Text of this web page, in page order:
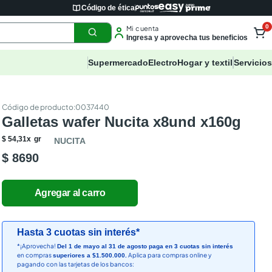
Código de ética
Mi cuenta
Ingresa y aprovecha tus beneficios
0
SupermercadoElectroHogar y textilServicios
:0037440
Galletas wafer Nucita x8und x160g
$ 54,31x gr NUCITA
$ 8690
Hasta 3 cuotas sin interés*
*¡Aprovecha!Del 1 de mayo al 31 de agosto paga en 3 cuotas sin interés
en comprassuperiores a $1.500.000. Aplica para compras online y
pagando con las tarjetas de los bancos: